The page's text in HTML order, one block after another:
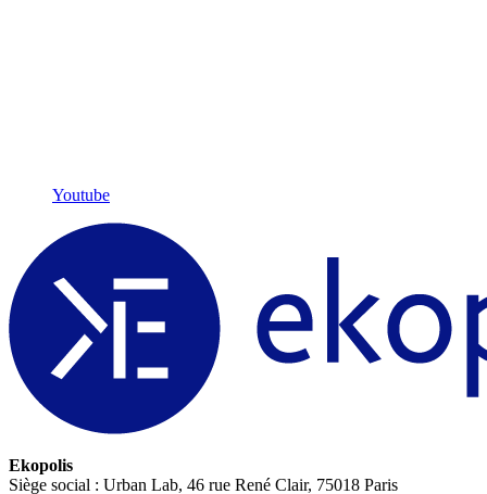
Youtube
Ekopolis
Siège social : Urban Lab, 46 rue René Clair, 75018 Paris